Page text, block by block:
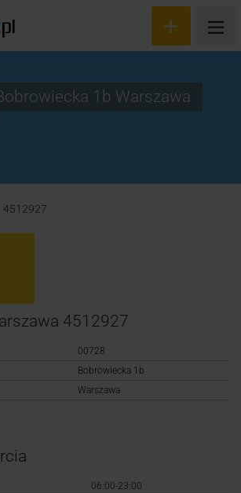
Śledzenie przesyłki
Logowanie
1b Warszawa
4512927
4512927
00728
Bobrowiecka 1b
Warszawa
06:00-23:00